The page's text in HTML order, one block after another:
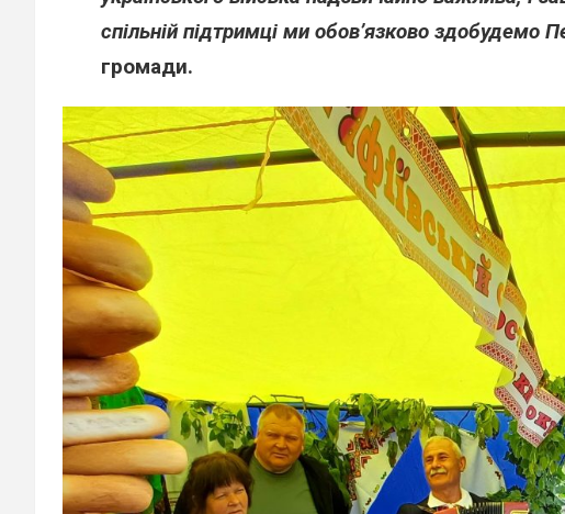
спільній підтримці ми обов’язково здобудемо
громади.